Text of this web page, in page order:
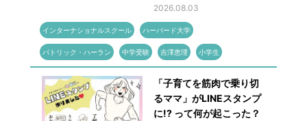
2026.08.03
インターナショナルスクール ハーバード大学
パトリック・ハーラン 中学受験 吉澤恵理 小学生
「子育てを筋肉で乗り切
るママ」がLINEスタンプ
に!? って何が起こった？